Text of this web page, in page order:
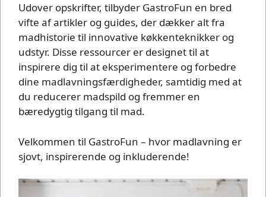
Udover opskrifter, tilbyder GastroFun en bred
vifte af artikler og guides, der dækker alt fra
madhistorie til innovative køkkenteknikker og
udstyr. Disse ressourcer er designet til at
inspirere dig til at eksperimentere og forbedre
dine madlavningsfærdigheder, samtidig med at
du reducerer madspild og fremmer en
bæredygtig tilgang til mad.
Velkommen til GastroFun – hvor madlavning er
sjovt, inspirerende og inkluderende!